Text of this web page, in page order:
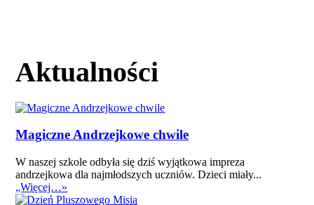
Aktualności
Magiczne Andrzejkowe chwile
W naszej szkole odbyła się dziś wyjątkowa impreza
andrzejkowa dla najmłodszych uczniów. Dzieci miały...
„Więcej…»